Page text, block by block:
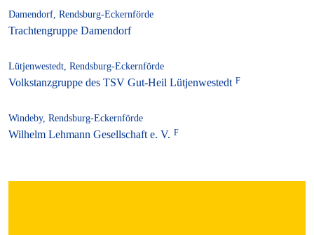
Damendorf, Rendsburg-Eckernförde
Trachtengruppe Damendorf
Lütjenwestedt, Rendsburg-Eckernförde
Volkstanzgruppe des TSV Gut-Heil Lütjenwestedt
Windeby, Rendsburg-Eckernförde
Wilhelm Lehmann Gesellschaft e. V.